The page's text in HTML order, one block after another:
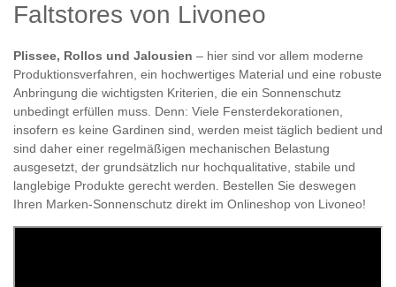
Faltstores von Livoneo
Plissee, Rollos und Jalousien – hier sind vor allem moderne
Produktionsverfahren, ein hochwertiges Material und eine robuste
Anbringung die wichtigsten Kriterien, die ein Sonnenschutz
unbedingt erfüllen muss. Denn: Viele Fensterdekorationen,
insofern es keine Gardinen sind, werden meist täglich bedient und
sind daher einer regelmäßigen mechanischen Belastung
ausgesetzt, der grundsätzlich nur hochqualitative, stabile und
langlebige Produkte gerecht werden. Bestellen Sie deswegen
Ihren Marken-Sonnenschutz direkt im Onlineshop von Livoneo!